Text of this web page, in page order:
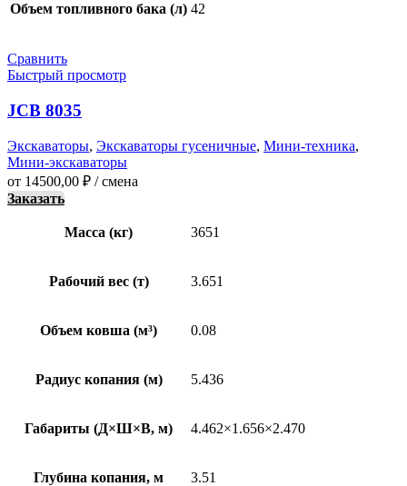
Объем топливного бака (л) 42
Сравнить
Быстрый просмотр
JCB 8035
Экскаваторы, Экскаваторы гусеничные, Мини-техника,
Мини-экскаваторы
от 14500,00 ₽ / смена
Заказать
Масса (кг) 3651
Рабочий вес (т) 3.651
Объем ковша (м³) 0.08
Радиус копания (м) 5.436
Габариты (Д×Ш×В, м) 4.462×1.656×2.470
Глубина копания, м 3.51